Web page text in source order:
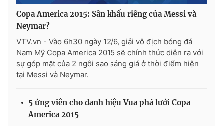
Copa America 2015: Sân khấu riêng của Messi và
Neymar?
VTV.vn - Vào 6h30 ngày 12/6, giải vô địch bóng đá
Nam Mỹ Copa America 2015 sẽ chính thức diễn ra với
sự góp mặt của 2 ngôi sao sáng giá ở thời điểm hiện
tại Messi và Neymar.
5 ứng viên cho danh hiệu Vua phá lưới Copa
America 2015